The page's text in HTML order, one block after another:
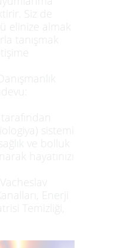
Siz de
elinize almak
tanışmak
sistemi
ve bolluk
hayatınızı
Enerji
Temizliği,